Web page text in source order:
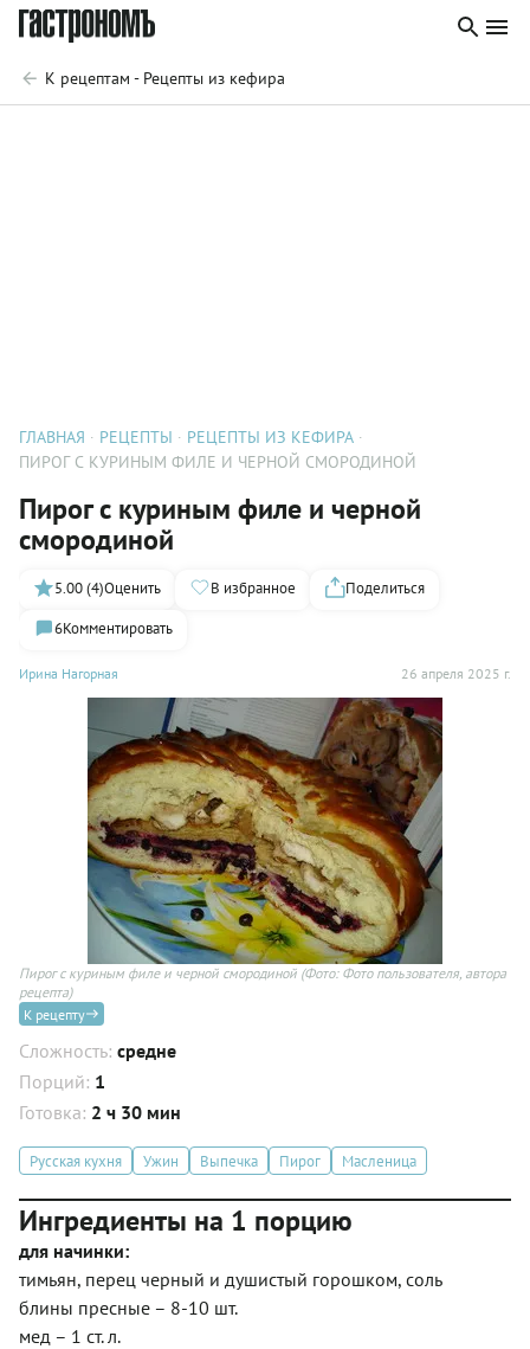
К рецептам - Рецепты из кефира
ГЛАВНАЯ РЕЦЕПТЫ
РЕЦЕПТЫ ИЗ КЕФИРА
ПИРОГ С КУРИНЫМ ФИЛЕ И ЧЕРНОЙ СМОРОДИНОЙ
Пирог с куриным филе и черной
смородиной
Ирина Нагорная 26 апреля 2025 г.
5.00 (4)Оценить В избранное
Поделиться
6Комментировать
Пирог с куриным филе и черной смородиной (Фото: Фото пользователя, автора
рецепта)
К рецепту
Сложность: средне
Порций: 1
Готовка: 2 ч 30 мин
Русская кухня Ужин Выпечка Пирог Масленица
Ингредиенты на 1 порцию
для начинки:
тимьян, перец черный и душистый горошком, соль
блины пресные – 8-10 шт.
мед – 1 ст. л.